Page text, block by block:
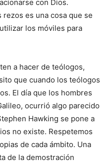
con Dios.
es una cosa que se
los móviles para
a hacer de teólogos,
que cuando los teólogos
El día que los hombres
ocurrió algo parecido
Hawking se pone a
no existe. Respetemos
de cada ámbito. Una
de la demostración